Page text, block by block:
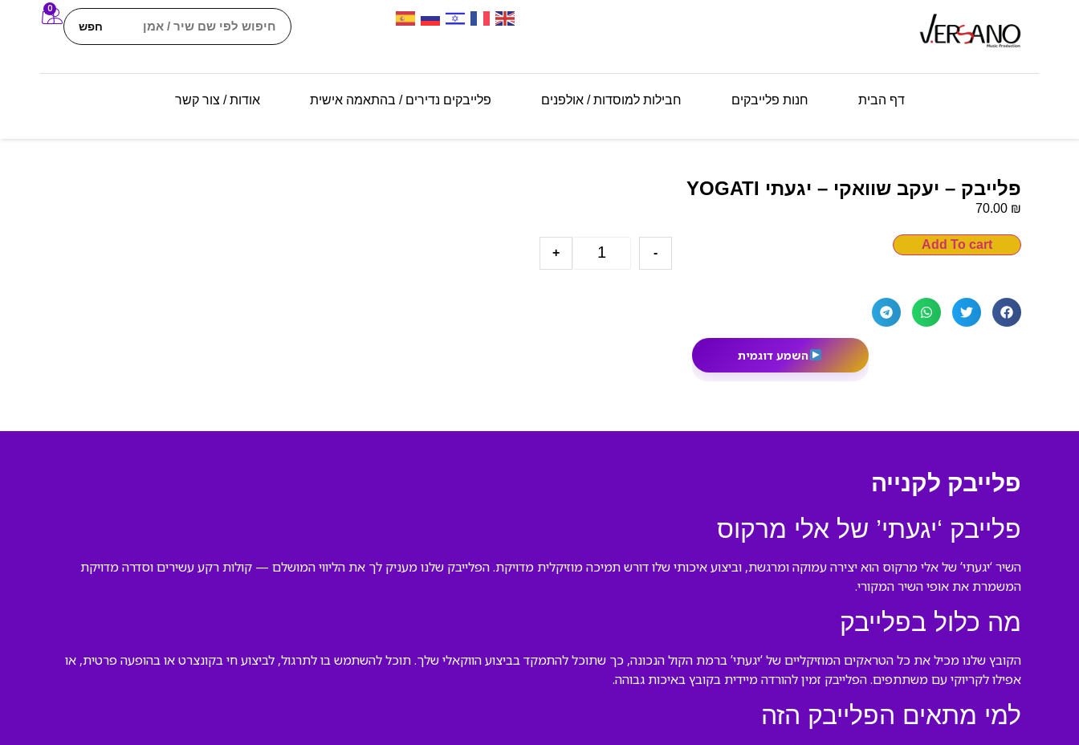
חפש
0
דף הבית חנות פלייבקים חבילות למוסדות / אולפנים פלייבקים נדירים / בהתאמה אישית אודות / צור קשר
פלייבק – יעקב שוואקי – יגעתי YOGATI
70.00 ₪
-
+
Add To cart
השמע דוגמית
פלייבק לקנייה
פלייבק ‘יגעתי’ של אלי מרקוס
השיר ‘יגעתי’ של אלי מרקוס הוא יצירה עמוקה ומרגשת, וביצוע איכותי שלו דורש תמיכה מוזיקלית מדויקת. הפלייבק שלנו מעניק לך את הליווי המושלם — קולות רקע עשירים וסדרה מדויקת
המשמרת את אופי השיר המקורי.
מה כלול בפלייבק
הקובץ שלנו מכיל את כל הטראקים המוזיקליים של ‘יגעתי’ ברמת הקול הנכונה, כך שתוכל להתמקד בביצוע הווקאלי שלך. תוכל להשתמש בו לתרגול, לביצוע חי בקונצרט או בהופעה פרטית, או
אפילו לקריוקי עם משתתפים. הפלייבק זמין להורדה מיידית בקובץ באיכות גבוהה.
למי מתאים הפלייבק הזה